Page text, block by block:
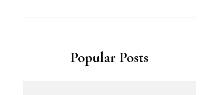
Popular Posts